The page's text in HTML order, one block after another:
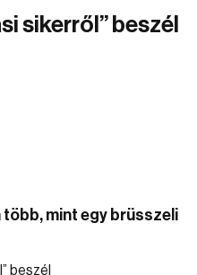
sikerről” beszél
több, mint egy brüsszeli